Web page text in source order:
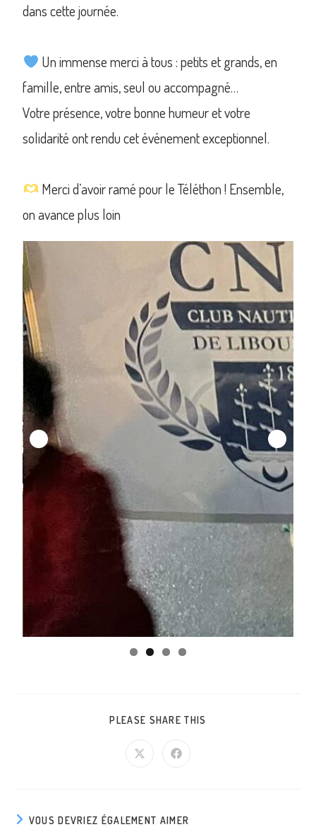
dans cette journée.
Un immense merci à tous : petits et grands, en
famille, entre amis, seul ou accompagné…
Votre présence, votre bonne humeur et votre
solidarité ont rendu cet événement exceptionnel.
Merci d’avoir ramé pour le Téléthon ! Ensemble,
on avance plus loin
PLEASE SHARE THIS
VOUS DEVRIEZ ÉGALEMENT AIMER